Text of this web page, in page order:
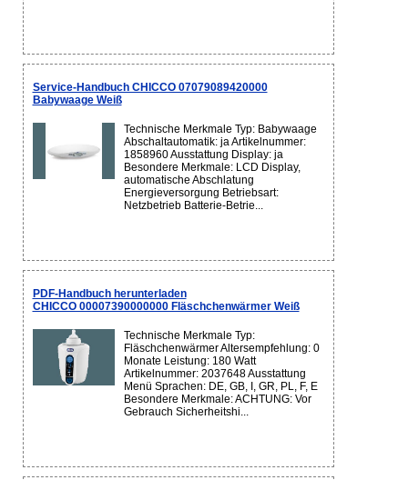
Service-Handbuch CHICCO 07079089420000
Babywaage Weiß
Technische Merkmale Typ: Babywaage
Abschaltautomatik: ja Artikelnummer:
1858960 Ausstattung Display: ja
Besondere Merkmale: LCD Display,
automatische Abschlatung
Energieversorgung Betriebsart:
Netzbetrieb Batterie-Betrie...
PDF-Handbuch herunterladen
CHICCO 00007390000000 Fläschchenwärmer Weiß
Technische Merkmale Typ:
Fläschchenwärmer Altersempfehlung: 0
Monate Leistung: 180 Watt
Artikelnummer: 2037648 Ausstattung
Menü Sprachen: DE, GB, I, GR, PL, F, E
Besondere Merkmale: ACHTUNG: Vor
Gebrauch Sicherheitshi...